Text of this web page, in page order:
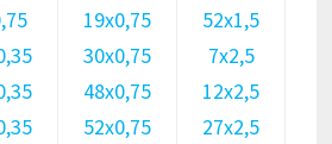
19х0,75
30х0,75
48х0,75
52х0,75
52х1,5
7х2,5
12х2,5
27х2,5